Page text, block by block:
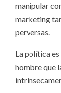
manipular
marketing
perversas.
La política
hombre que